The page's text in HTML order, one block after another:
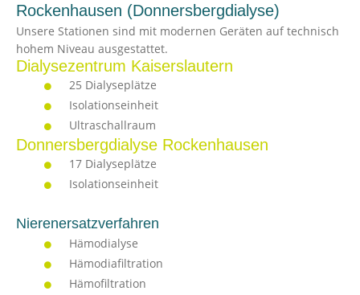
Rockenhausen (Donnersbergdialyse)
Unsere Stationen sind mit modernen Geräten auf technisch
hohem Niveau ausgestattet.
Dialysezentrum Kaiserslautern
25 Dialyseplätze
Isolationseinheit
Ultraschallraum
Donnersbergdialyse Rockenhausen
17 Dialyseplätze
Isolationseinheit
Nierenersatzverfahren
Hämodialyse
Hämodiafiltration
Hämofiltration